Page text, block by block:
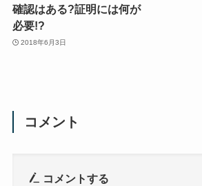
確認はある?証明には何が
必要!?
2018年6月3日
コメント
コメントする